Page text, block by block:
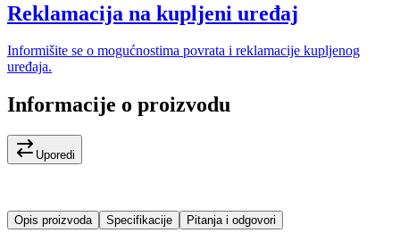
Reklamacija na kupljeni uređaj
Informišite se o mogućnostima povrata i reklamacije kupljenog
uređaja.
Informacije o proizvodu
Uporedi
Opis proizvoda Specifikacije Pitanja i odgovori